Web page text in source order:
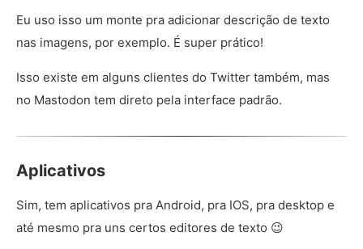
Eu uso isso um monte pra adicionar descrição de texto
nas imagens, por exemplo. É super prático!
Isso existe em alguns clientes do Twitter também, mas
no Mastodon tem direto pela interface padrão.
Aplicativos
Sim, tem aplicativos pra Android, pra IOS, pra desktop e
até mesmo pra uns certos editores de texto 😉